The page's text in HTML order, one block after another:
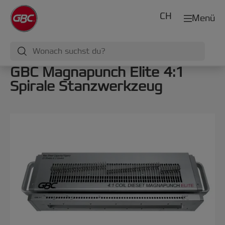
Menü
CH
GBC Magnapunch Elite 4:1
Spirale Stanzwerkzeug